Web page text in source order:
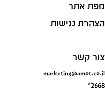
מפת אתר
הצהרת נגישות
צור קשר
marketing@amot.co.il
*2668